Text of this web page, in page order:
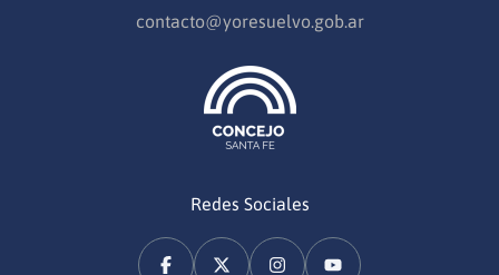
contacto@yoresuelvo.gob.ar
Redes Sociales